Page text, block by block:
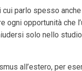
cui parlo spesso
ogni opportunità che
solo nello
all’estero, per